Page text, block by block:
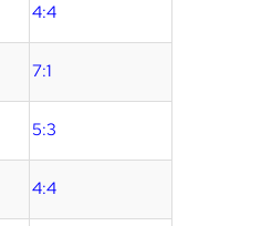
4:4
7:1
5:3
4:4